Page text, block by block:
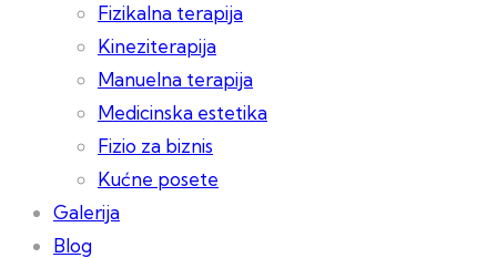
Fizikalna terapija
Kineziterapija
Manuelna terapija
Medicinska estetika
Fizio za biznis
Kućne posete
Galerija
Blog